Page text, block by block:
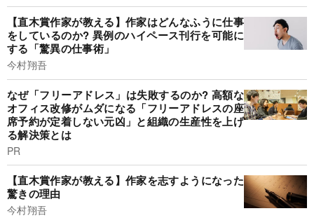
【直木賞作家が教える】作家はどんなふうに仕事
をしているのか? 異例のハイペース刊行を可能に
する「驚異の仕事術」
今村翔吾
なぜ「フリーアドレス」は失敗するのか? 高額な
オフィス改修がムダになる「フリーアドレスの座
席予約が定着しない元凶」と組織の生産性を上げ
る解決策とは
PR
【直木賞作家が教える】作家を志すようになった
驚きの理由
今村翔吾